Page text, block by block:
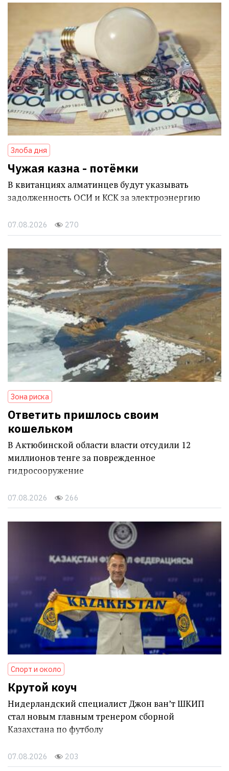
Злоба дня
Чужая казна - потёмки
В квитанциях алматинцев будут указывать
задолженность ОСИ и КСК за электроэнергию
07.08.2026 270
Зона риска
Ответить пришлось своим
кошельком
В Актюбинской области власти отсудили 12
миллионов тенге за поврежденное
гидросооружение
07.08.2026 266
Спорт и около
Крутой коуч
Нидерландский специалист Джон ван’т ШКИП
стал новым главным тренером сборной
Казахстана по футболу
07.08.2026 203